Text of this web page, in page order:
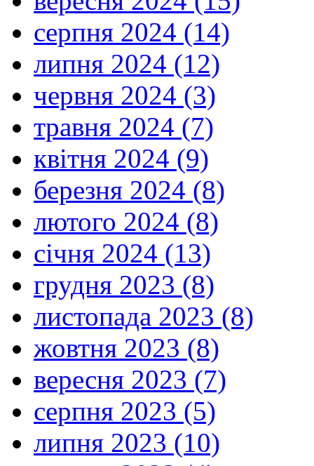
серпня 2024 (14)
липня 2024 (12)
червня 2024 (3)
травня 2024 (7)
квітня 2024 (9)
березня 2024 (8)
лютого 2024 (8)
січня 2024 (13)
грудня 2023 (8)
листопада 2023 (8)
жовтня 2023 (8)
вересня 2023 (7)
серпня 2023 (5)
липня 2023 (10)